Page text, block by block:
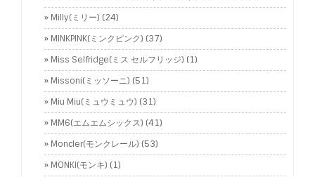
Milly(ミリー) (24)
MINKPINK(ミンクピンク) (37)
Miss Selfridge(ミス セルフリッジ) (1)
Missoni(ミッソーニ) (51)
Miu Miu(ミュウミュウ) (31)
MM6(エムエムシックス) (41)
Moncler(モンクレール) (53)
MONKI(モンキ) (1)